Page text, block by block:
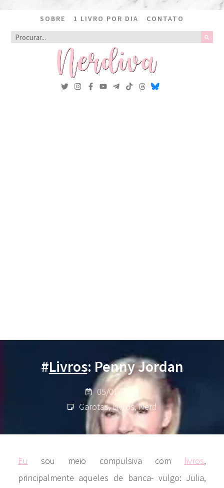
SOBRE 1 LIVRO POR DIA CONTATO
#Livros: Penny Jordan
05/01/2012
Garotas,Livros,Nerd
Eu sou meio compulsiva com livros,
principalmente aqueles de banca- vulgo: Julia,